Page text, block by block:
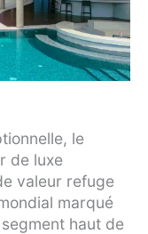
le
de luxe
valeur refuge
marqué
haut de